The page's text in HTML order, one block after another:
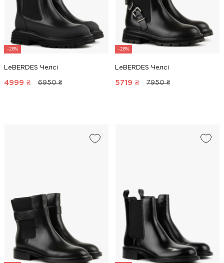
-28%
LeBERDES Челсі
4999 ₴ 6950 ₴
-28%
LeBERDES Челсі
5719 ₴ 7950 ₴